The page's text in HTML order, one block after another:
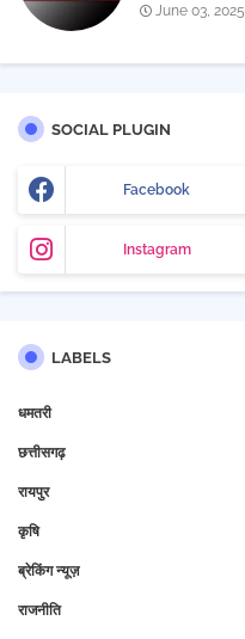
June 03, 2025
SOCIAL PLUGIN
Facebook
Instagram
LABELS
धमतरी
छत्तीसगढ़
रायपुर
कृषि
ब्रेकिंग न्यूज़
राजनीति